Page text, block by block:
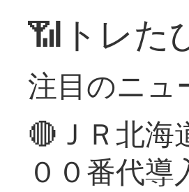
📶トレた
注目のニュ
🔴ＪＲ北海
００番代導